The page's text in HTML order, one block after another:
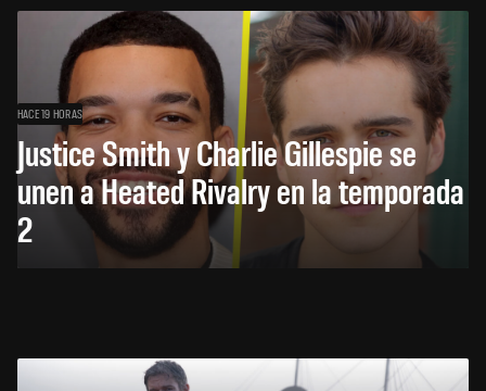
HACE 19 HORAS
Justice Smith y Charlie Gillespie se
unen a Heated Rivalry en la temporada
2